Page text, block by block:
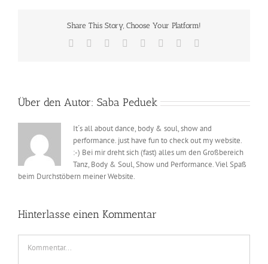
Share This Story, Choose Your Platform!
Facebook Reddit LinkedIn
TumblrPinterest
Über den Autor: Saba Peduek
It´s all about dance, body & soul, show and
performance. just have fun to check out my website.
:-) Bei mir dreht sich (fast) alles um den Großbereich
Tanz, Body & Soul, Show und Performance. Viel Spaß
beim Durchstöbern meiner Website.
Hinterlasse einen Kommentar